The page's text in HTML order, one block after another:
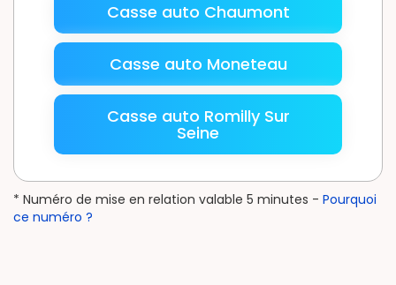
Casse auto Chaumont
Casse auto Moneteau
Casse auto Romilly Sur
Seine
* Numéro de mise en relation valable 5 minutes - Pourquoi
ce numéro ?